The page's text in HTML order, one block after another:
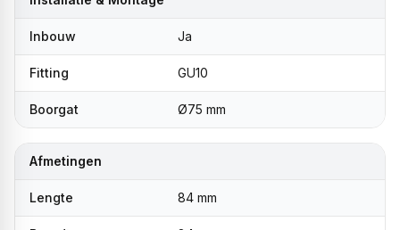
Inbouw Ja
Fitting GU10
Boorgat Ø75 mm
Afmetingen
Lengte 84 mm